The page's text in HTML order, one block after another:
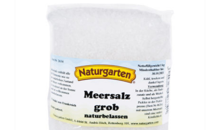
PRODUKT
DIE
OPTIONEN
KÖNNEN
AUF
DER
PRODUKTSEITE
GEWÄHLT